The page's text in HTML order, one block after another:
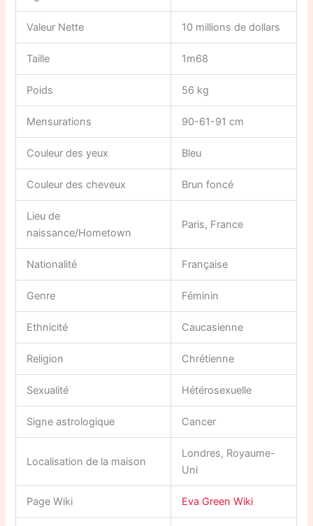
Valeur Nette 10 millions de dollars
Taille 1m68
Poids 56 kg
Mensurations 90-61-91 cm
Couleur des yeux Bleu
Couleur des cheveux Brun foncé
Lieu de
naissance/Hometown
Paris, France
Nationalité Française
Genre Féminin
Ethnicité Caucasienne
Religion Chrétienne
Sexualité Hétérosexuelle
Signe astrologique Cancer
Localisation de la maison
Londres, Royaume-
Uni
Page Wiki Eva Green Wiki